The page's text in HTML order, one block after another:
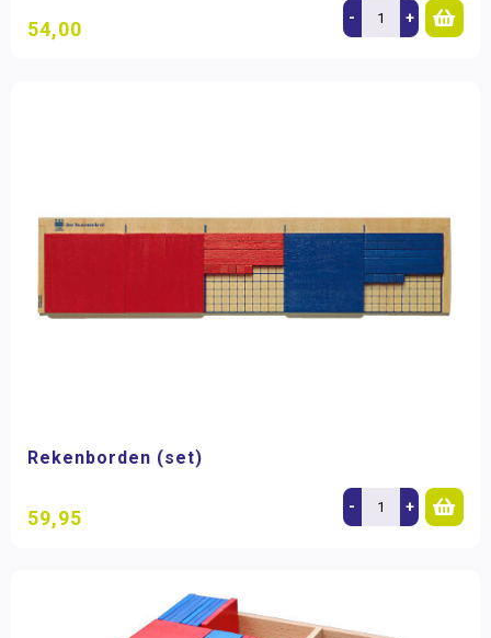
54,00 - +
Rekenborden (set)
59,95 - +